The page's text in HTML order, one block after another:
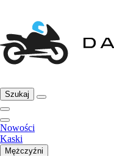
Szukaj
Nowości
Kaski
Mężczyźni